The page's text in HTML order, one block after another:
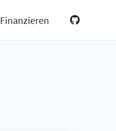
Finanzieren